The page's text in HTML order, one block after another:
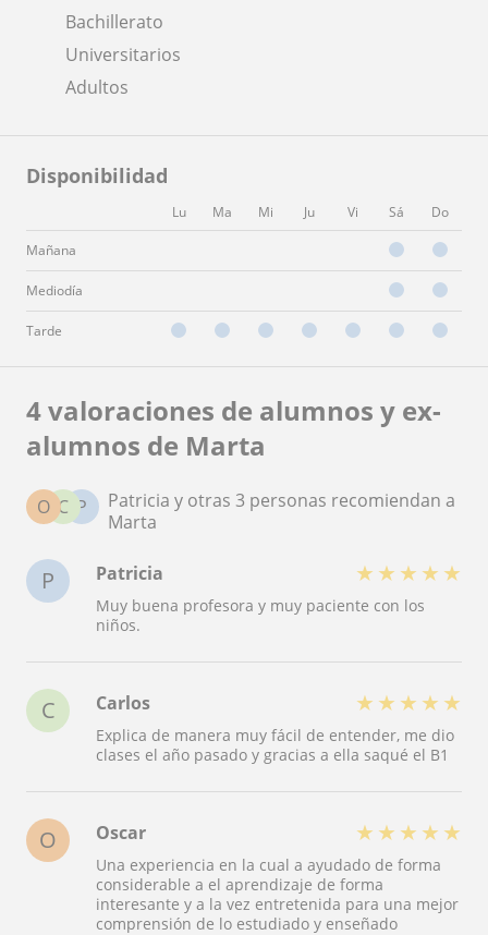
Bachillerato
Universitarios
Adultos
Disponibilidad
Lu Ma Mi Ju Vi Sá Do
Mañana
Mediodía
Tarde
4 valoraciones de alumnos y ex-
alumnos de Marta
P
C
O
Patricia y otras 3 personas recomiendan a
Marta
P Patricia ★ ★ ★ ★ ★
Muy buena profesora y muy paciente con los
niños.
C Carlos ★ ★ ★ ★ ★
Explica de manera muy fácil de entender, me dio
clases el año pasado y gracias a ella saqué el B1
O Oscar ★ ★ ★ ★ ★
Una experiencia en la cual a ayudado de forma
considerable a el aprendizaje de forma
interesante y a la vez entretenida para una mejor
comprensión de lo estudiado y enseñado